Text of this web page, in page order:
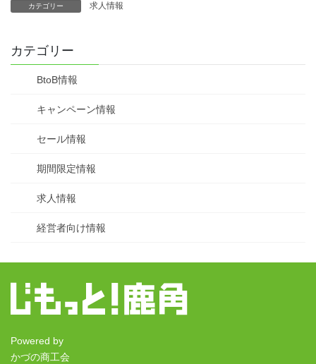
カテゴリー 求人情報
カテゴリー
BtoB情報
キャンペーン情報
セール情報
期間限定情報
求人情報
経営者向け情報
Powered by
かづの商工会